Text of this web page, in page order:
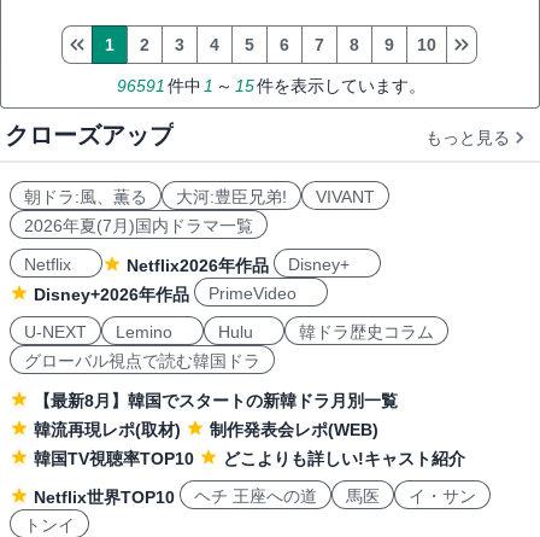
96591 件中 1 ～ 15件を表示しています。
1 2 3 4 5 6 7 8 9 10
クローズアップ もっと見る
朝ドラ:風、薫る 大河:豊臣兄弟!
VIVANT
2026年夏(7月)国内ドラマ一覧
Netflix
Netflix2026年作品
Disney+
Disney+2026年作品
PrimeVideo
U-NEXT
Lemino Hulu
韓ドラ歴史コラム
グローバル視点で読む韓国ドラ
【最新8月】韓国でスタートの新韓ドラ月別一覧
韓流再現レポ(取材)
制作発表会レポ(WEB)
韓国TV視聴率TOP10
どこよりも詳しい!キャスト紹介
Netflix世界TOP10
ヘチ 王座への道 馬医
イ・サン
トンイ